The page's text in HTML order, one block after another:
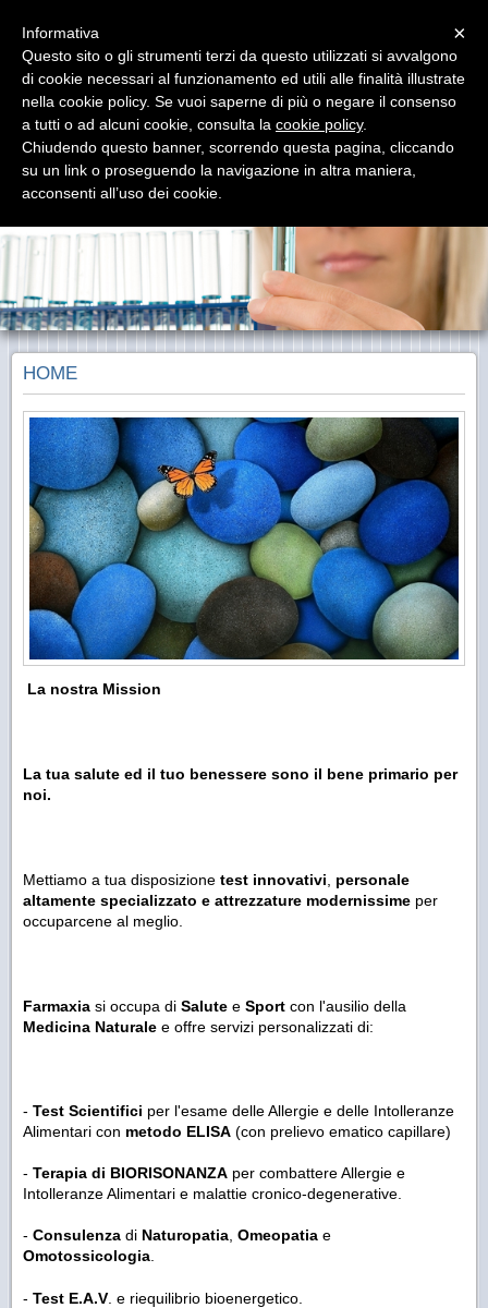
farmaxiaonline.com
Servizi per la Salute ed il Benessere
HOME
La nostra Mission
La tua salute ed il tuo benessere sono il bene primario per
noi.
Mettiamo a tua disposizione test innovativi
personale
altamente specializzato e attrezzature modernissime per
occuparcene al meglio.
Farmaxia si occupa di Salute e Sport con l'ausilio della
Medicina Naturale e offre servizi personalizzati di:
- Test Scientifici per l'esame delle Allergie e delle Intolleranze
Alimentari con metodo ELISA (con prelievo ematico capillare)
- Terapia di BIORISONANZA per combattere Allergie e
Intolleranze Alimentari e malattie cronico-degenerative.
- Consulenza di Naturopatia Omeopatia e
Omotossicologia
- Test E.A.V . e riequilibrio bioenergetico.
×
Informativa
Questo sito o gli strumenti terzi da questo utilizzati si avvalgono
di cookie necessari al funzionamento ed utili alle finalità illustrate
nella cookie policy. Se vuoi saperne di più o negare il consenso
a tutti o ad alcuni cookie, consulta la cookie policy.
Chiudendo questo banner, scorrendo questa pagina, cliccando
su un link o proseguendo la navigazione in altra maniera,
acconsenti all’uso dei cookie.